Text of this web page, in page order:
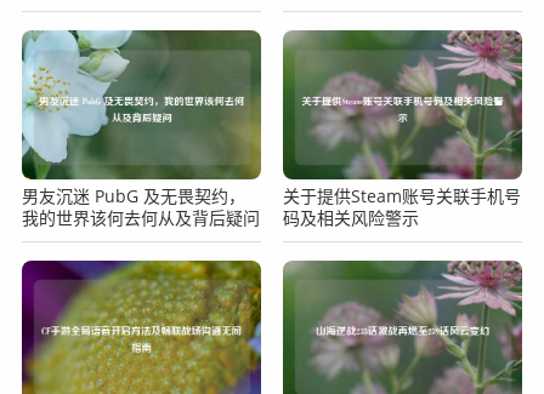
男友沉迷 PubG 及无畏契约，
我的世界该何去何从及背后疑问
关于提供Steam账号关联手机号
码及相关风险警示